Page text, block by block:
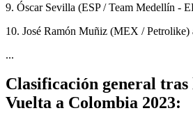
9. Óscar Sevilla (ESP / Team Medellín -
10. José Ramón Muñiz (MEX / Petrolike)
...
Clasificación general tras
Vuelta a Colombia 2023: